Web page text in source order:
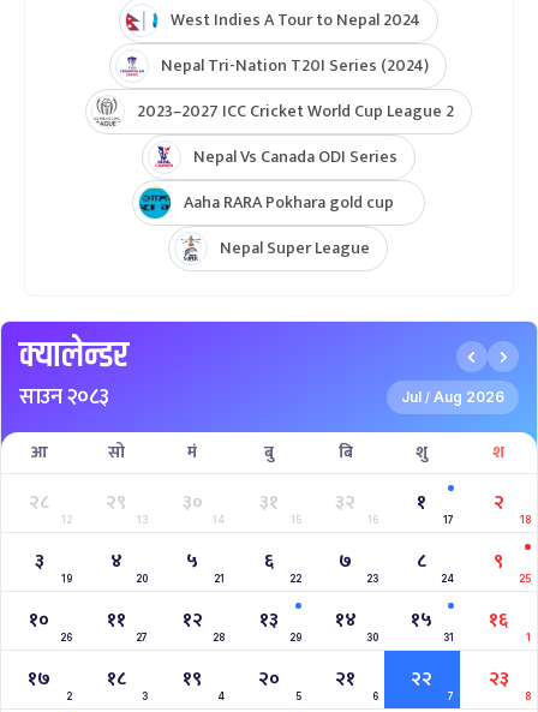
West Indies A Tour to Nepal 2024
Nepal Tri-Nation T20I Series (2024)
2023–2027 ICC Cricket World Cup League 2
Nepal Vs Canada ODI Series
Aaha RARA Pokhara gold cup
Nepal Super League
क्यालेन्डर
साउन २०८३ Jul / Aug 2026
आ सो मं बु बि शु श
२८
12
२९
13
३०
14
३१
15
३२
16
१
17
२
18
३
19
४
20
५
21
६
22
७
23
८
24
९
25
१०
26
११
27
१२
28
१३
29
१४
30
१५
31
१६
1
१७
2
१८
3
१९
4
२०
5
२१
6
२२
7
२३
8